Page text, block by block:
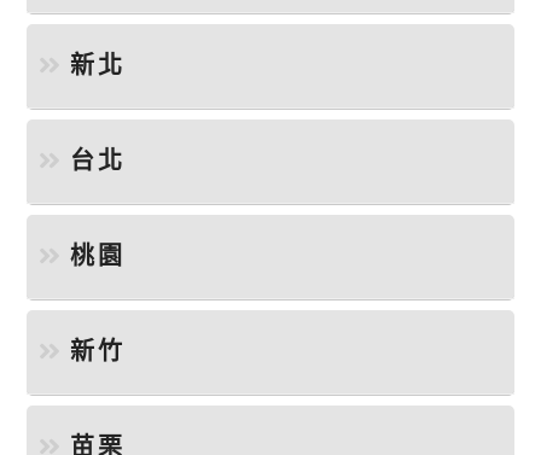
新北
台北
桃園
新竹
苗栗